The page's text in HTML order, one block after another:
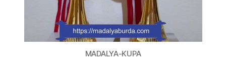
MADALYA-KUPA